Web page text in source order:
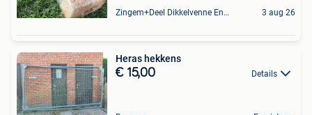
Zingem+Deel Dikkelvenne En Nederzwalm-Hermelgem 3 aug 26
Heras hekkens
€ 15,00 Details